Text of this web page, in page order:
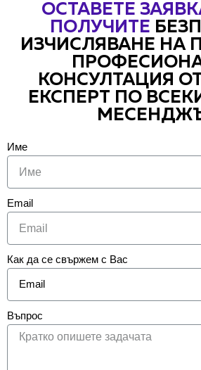
ОСТАВЕТЕ
ПОЛУЧИТЕ
ИЗЧИСЛЯВАНЕ НА
КОНСУЛТАЦИЯ
ЕКСПЕРТ ПО
Име
Email
Как да се свържем с Вас
Въпрос